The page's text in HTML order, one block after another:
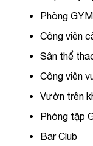
Phòng
Công viên
Sân thể
Công viên
Vườn trên
Phòng tập
Bar Club